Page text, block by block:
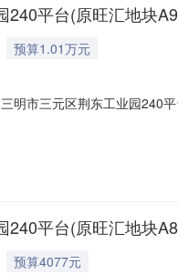
平台(原旺汇地块
预算1.01万元
明市三元区荆东工业园240
平台(原旺汇地块
预算4077元